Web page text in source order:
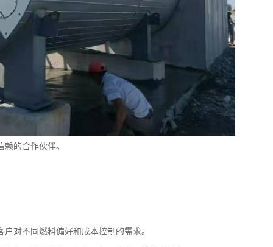
的合作伙伴。
对不同燃料偏好和成本控制的需求。